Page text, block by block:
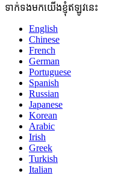
ទាក់ទងមកយើងខ្ញុំឥឡូវនេះ
English
Chinese
French
German
Portuguese
Spanish
Russian
Japanese
Korean
Arabic
Irish
Greek
Turkish
Italian